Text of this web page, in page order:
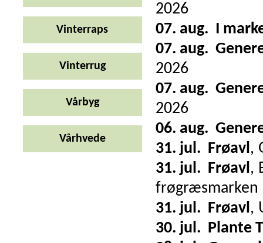
Vinterraps
Vinterrug
Vårbyg
Vårhvede
2026
07. aug. I
07. aug.
2026
07. aug.
2026
06. aug.
31. jul. Frøavl,
31. jul. Frøavl,
frøgræsmarken
31. jul. Frøavl,
30. jul. Plante